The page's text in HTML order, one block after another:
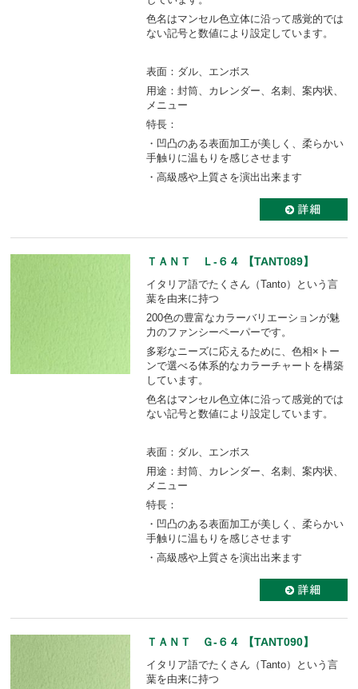
色名はマンセル色立体に沿って感覚的では
ない記号と数値により設定しています。
表面：ダル、エンボス
用途：封筒、カレンダー、名刺、案内状、
メニュー
特長：
・凹凸のある表面加工が美しく、柔らかい
手触りに温もりを感じさせます
・高級感や上質さを演出出来ます
ＴＡＮＴ Ｌ-６４ 【TANT089】
イタリア語でたくさん（Tanto）という言
葉を由来に持つ
200色の豊富なカラーバリエーションが魅
力のファンシーペーパーです。
多彩なニーズに応えるために、色相×トー
ンで選べる体系的なカラーチャートを構築
しています。
色名はマンセル色立体に沿って感覚的では
ない記号と数値により設定しています。
表面：ダル、エンボス
用途：封筒、カレンダー、名刺、案内状、
メニュー
特長：
・凹凸のある表面加工が美しく、柔らかい
手触りに温もりを感じさせます
・高級感や上質さを演出出来ます
ＴＡＮＴ Ｇ-６４ 【TANT090】
イタリア語でたくさん（Tanto）という言
葉を由来に持つ